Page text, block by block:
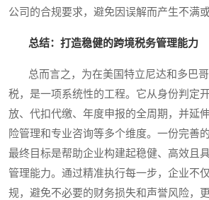
公司的合规要求，避免因误解而产生不满或
总结：打造稳健的跨境税务管理能力
总而言之，为在美国特立尼达和多巴哥
税，是一项系统性的工程。它从身份判定
放、代扣代缴、年度申报的全周期，并延
险管理和专业咨询等多个维度。一份完善
最终目标是帮助企业构建起稳健、高效且
管理能力。通过精准执行每一步，企业不
规，避免不必要的财务损失和声誉风险，